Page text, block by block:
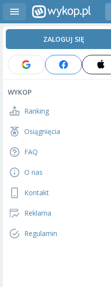
ZALOGUJ SIĘ
WYKOP
Ranking
Osiągnięcia
FAQ
O nas
Kontakt
Reklama
Regulamin